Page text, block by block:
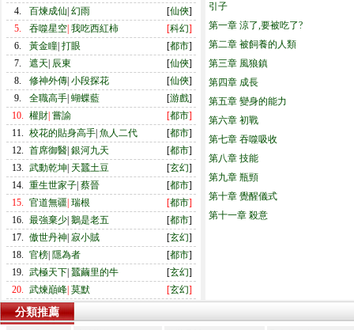
4.
百煉成仙 幻雨 [仙俠]
5.
吞噬星空 我吃西紅柿 [科幻]
6.
黃金瞳 打眼 [都市]
7.
遮天 辰東 [仙俠]
8.
修神外傳 小段探花 [仙俠]
9.
全職高手 蝴蝶藍 [游戲]
10. 權財 嘗諭 [都市]
11. 校花的貼身高手 魚人二代 [都市]
12. 首席御醫 銀河九天 [都市]
13. 武動乾坤 天蠶土豆 [玄幻]
14. 重生世家子 蔡晉 [都市]
15. 官道無疆 瑞根 [都市]
16. 最強棄少 鵝是老五 [都市]
17. 傲世丹神 寂小賊 [玄幻]
18. 官榜 隱為者 [都市]
19. 武極天下 蠶繭里的牛 [玄幻]
20. 武煉巔峰 莫默 [玄幻]
引子
第一章 涼了,要被吃了?
第二章 被飼養的人類
第三章 風狼鎮
第四章 成長
第五章 變身的能力
第六章 初戰
第七章 吞噬吸收
第八章 技能
第九章 瓶頸
第十章 覺醒儀式
第十一章 殺意
分類推薦